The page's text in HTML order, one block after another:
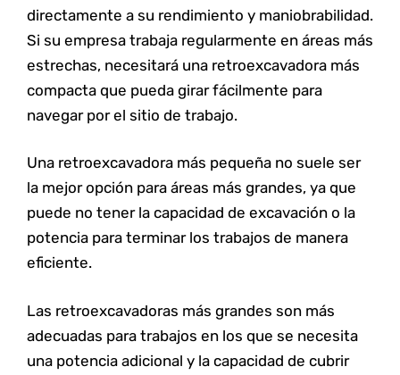
directamente a su rendimiento y maniobrabilidad.
Si su empresa trabaja regularmente en áreas más
estrechas, necesitará una retroexcavadora más
compacta que pueda girar fácilmente para
navegar por el sitio de trabajo.
Una retroexcavadora más pequeña no suele ser
la mejor opción para áreas más grandes, ya que
puede no tener la capacidad de excavación o la
potencia para terminar los trabajos de manera
eficiente.
Las retroexcavadoras más grandes son más
adecuadas para trabajos en los que se necesita
una potencia adicional y la capacidad de cubrir